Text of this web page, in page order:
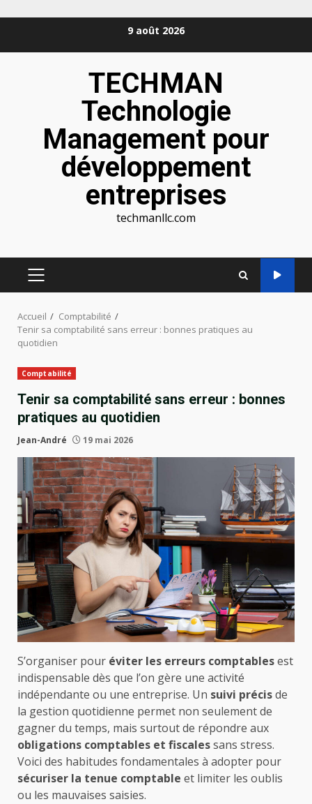
9 août 2026
TECHMAN
Technologie
Management pour
développement
entreprises
techmanllc.com
MENU
Accueil
Comptabilité
Tenir sa comptabilité sans erreur : bonnes pratiques au
quotidien
Comptabilité
Tenir sa comptabilité sans erreur : bonnes
pratiques au quotidien
Jean-André 19 mai 2026
S’organiser pour éviter les erreurs comptablesest
indispensable dès que l’on gère une activité
indépendante ou une entreprise. Un suivi précisde
la gestion quotidienne permet non seulement de
gagner du temps, mais surtout de répondre aux
obligations comptables et fiscalessans stress.
Voici des habitudes fondamentales à adopter pour
sécuriser la tenue comptable et limiter les oublis
ou les mauvaises saisies.